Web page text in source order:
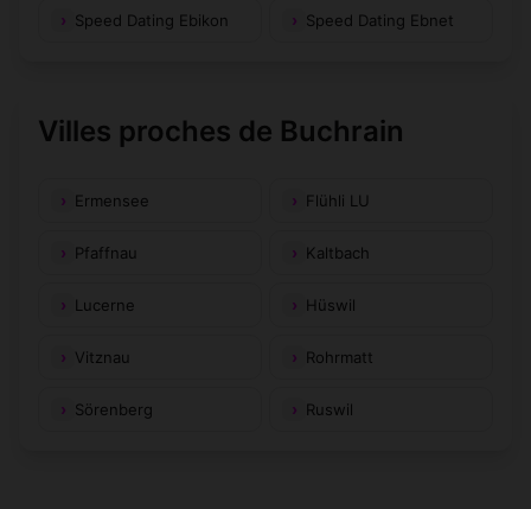
Speed Dating Ebikon Speed Dating Ebnet
Villes proches de Buchrain
Ermensee Flühli LU
Pfaffnau Kaltbach
Lucerne Hüswil
Vitznau Rohrmatt
Sörenberg Ruswil